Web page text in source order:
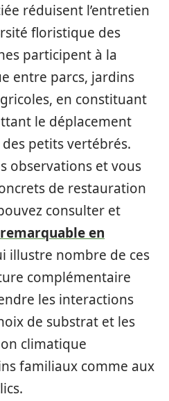
réduisent l’entretien
floristique des
participent à la
entre parcs, jardins
en constituant
le déplacement
petits vertébrés.
observations et vous
de restauration
consulter et
en
illustre nombre de ces
complémentaire
les interactions
de substrat et les
climatique
familiaux comme aux